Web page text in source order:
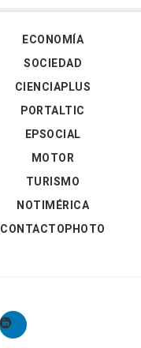
ECONOMÍA
SOCIEDAD
CIENCIAPLUS
PORTALTIC
EPSOCIAL
MOTOR
TURISMO
NOTIMÉRICA
CONTACTOPHOTO